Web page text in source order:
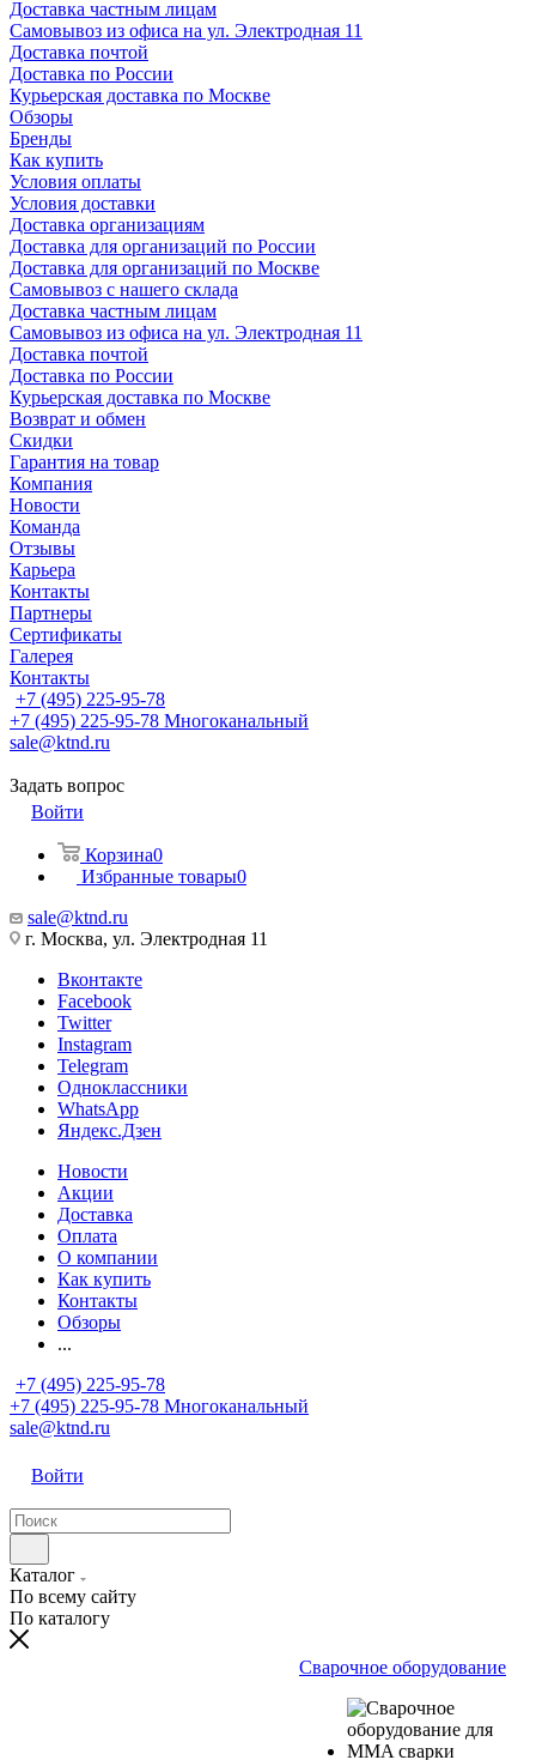
Доставка частным лицам
Самовывоз из офиса на ул. Электродная 11
Доставка почтой
Доставка по России
Курьерская доставка по Москве
Обзоры
Бренды
Как купить
Условия оплаты
Условия доставки
Доставка организациям
Доставка для организаций по России
Доставка для организаций по Москве
Самовывоз с нашего склада
Доставка частным лицам
Самовывоз из офиса на ул. Электродная 11
Доставка почтой
Доставка по России
Курьерская доставка по Москве
Возврат и обмен
Скидки
Гарантия на товар
Компания
Новости
Команда
Отзывы
Карьера
Контакты
Партнеры
Сертификаты
Галерея
Контакты
+7 (495) 225-95-78
+7 (495) 225-95-78 Многоканальный
sale@ktnd.ru
Задать вопрос
Войти
Корзина0
Избранные товары0
sale@ktnd.ru
г. Москва, ул. Электродная 11
Вконтакте
Facebook
Twitter
Instagram
Telegram
Одноклассники
WhatsApp
Яндекс.Дзен
Новости
Акции
Доставка
Оплата
О компании
Как купить
Контакты
Обзоры
...
+7 (495) 225-95-78
+7 (495) 225-95-78 Многоканальный
sale@ktnd.ru
Войти
Каталог
По всему сайту
По каталогу
Сварочное оборудование